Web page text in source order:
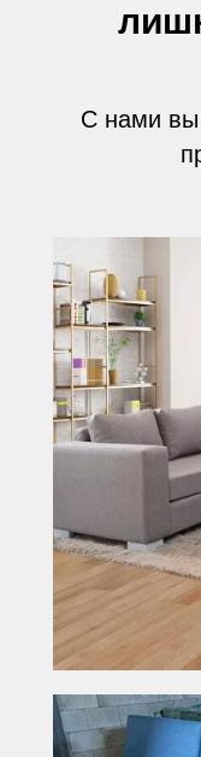
С нами вы